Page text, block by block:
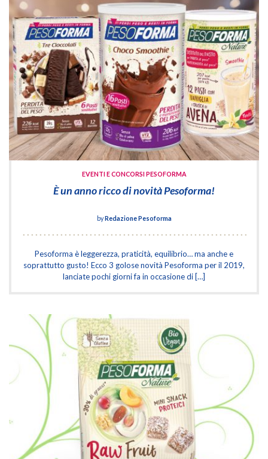
EVENTI E CONCORSI PESOFORMA
È un anno ricco di novità Pesoforma!
byRedazione Pesoforma
Pesoforma è leggerezza, praticità, equilibrio… ma anche e
soprattutto gusto! Ecco 3 golose novità Pesoforma per il 2019,
lanciate pochi giorni fa in occasione di […]